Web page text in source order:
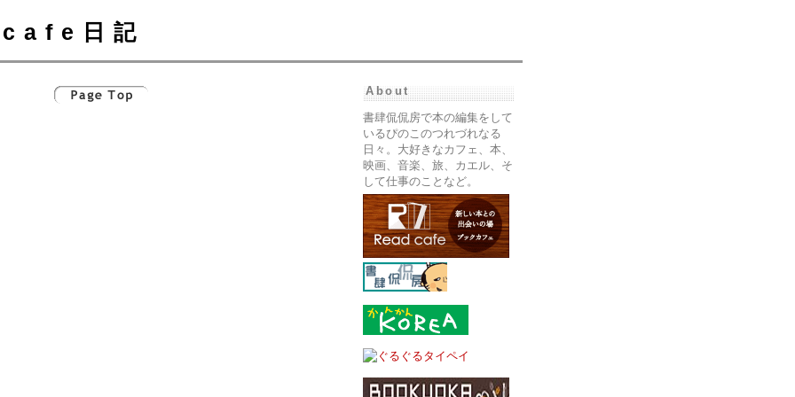
cafe日記
About
書肆侃侃房で本の編集をして
いるぴのこのつれづれなる
日々。大好きなカフェ、本、
映画、音楽、旅、カエル、そ
して仕事のことなど。